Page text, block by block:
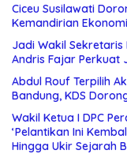
Ciceu Susilawati
Kemandirian Ekonomi
Jadi Wakil
Andris Fajar Perkuat
Abdul Rouf Terpilih
Bandung, KDS
Wakil Ketua I DPC
‘Pelantikan Ini
Hingga Ukir Sejarah